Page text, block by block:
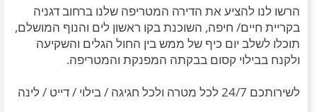
הרשו לנו להציע את הדירה המטריפה שלנו ברחוב דגניה
בקריית חיים/ חיפה, השוכנת בקו ראשון לים והנוף המושלם,
תוכלו לשלב יום כיף של ממש בין החול הגלים והשקיעה
ולקנח בבילוי קסום בבקתה המפנקת והמטריפה.
לשירותכם 24/7 לכל מטרה ולכל חגיגה / בילוי / דייט / לינה